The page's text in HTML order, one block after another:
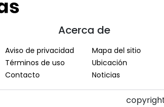
Acerca de
Aviso de privacidad
Términos de uso
Contacto
Mapa del sitio
Ubicación
Noticias